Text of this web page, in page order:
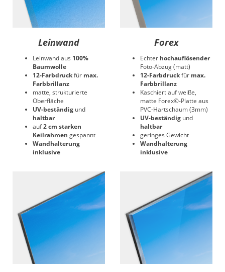
Leinwand
Leinwand aus 100%
Baumwolle
12-Farbdruckfür max.
Farbbrillanz
matte, strukturierte
Oberfläche
UV-beständig und
haltbar
auf2 cm starken
Keilrahmen gespannt
Wandhalterung
inklusive
Forex
Echter hochauflösender
Foto-Abzug (matt)
12-Farbdruckfür max.
Farbbrillanz
Kaschiert auf weiße,
matte Forex©-Platte aus
PVC-Hartschaum (3mm)
UV-beständig und
haltbar
geringes Gewicht
Wandhalterung
inklusive